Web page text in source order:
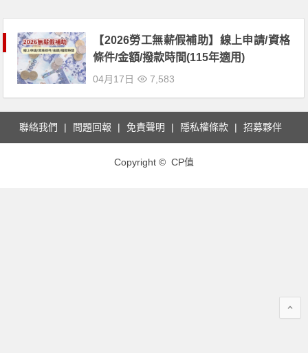
【2026勞工無薪假補助】線上申請/資格
條件/金額/撥款時間(115年適用)
04月17日 7,583
聯絡我們 問題回報 免責聲明 隱私權條款 招募夥伴
Copyright © CP值